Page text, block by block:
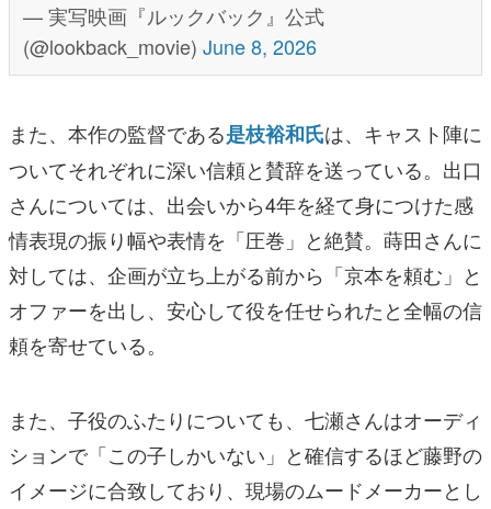
— 実写映画『ルックバック』公式
(@lookback_movie) June 8, 2026
また、本作の監督である是枝裕和氏は、キャスト陣に
ついてそれぞれに深い信頼と賛辞を送っている。出口
さんについては、出会いから4年を経て身につけた感
情表現の振り幅や表情を「圧巻」と絶賛。蒔田さんに
対しては、企画が立ち上がる前から「京本を頼む」と
オファーを出し、安心して役を任せられたと全幅の信
頼を寄せている。
また、子役のふたりについても、七瀬さんはオーディ
ションで「この子しかいない」と確信するほど藤野の
イメージに合致しており、現場のムードメーカーとし